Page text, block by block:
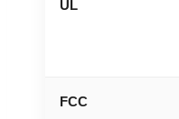
UL
FCC